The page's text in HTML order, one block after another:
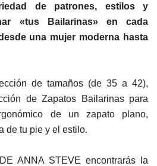
de patrones, estilos y
«tus Bailarinas» en cada
una mujer moderna hasta
de tamaños (de 35 a 42),
de Zapatos Bailarinas para
de un zapato plano,
de tu pie y el estilo.
ANNA STEVE encontrarás la